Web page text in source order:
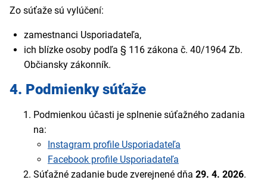
Zo súťaže sú vylúčení:
zamestnanci Usporiadateľa,
ich blízke osoby podľa § 116 zákona č. 40/1964 Zb.
Občiansky zákonník.
4. Podmienky súťaže
Podmienkou účasti je splnenie súťažného zadania
na:
Instagram profile Usporiadateľa
Facebook profile Usporiadateľa
Súťažné zadanie bude zverejnené dňa 29. 4. 2026.